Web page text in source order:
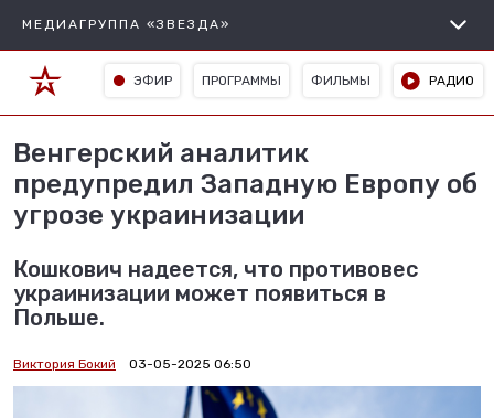
МЕДИАГРУППА «ЗВЕЗДА»
ЭФИР ПРОГРАММЫ ФИЛЬМЫ РАДИО
Венгерский аналитик
предупредил Западную Европу об
угрозе украинизации
Кошкович надеется, что противовес
украинизации может появиться в
Польше.
Виктория Бокий 03-05-2025 06:50